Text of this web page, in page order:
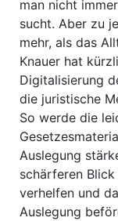
man nicht
sucht. Aber zu
mehr, als das
Knauer hat
Digitalisierung
die juristische
So werde die
Auslegung
schärferen
verhelfen und
Auslegung